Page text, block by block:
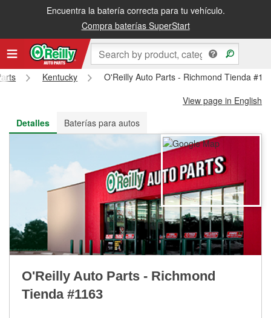
Encuentra la batería correcta para tu vehículo.
Compra baterías SuperStart
Recibe tu orden gratis al día siguiente o recógela en la tienda
Kentucky
O'Reilly Auto Parts - Richmond Tienda
View page in English
Detalles
Baterías para autos
O'Reilly Auto Parts - Richmond
Tienda #1163